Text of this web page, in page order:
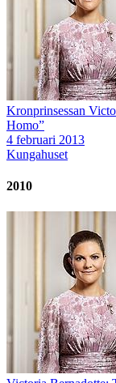
Kronprinsessan
Homo”
4 februari 2013
Kungahuset
2010